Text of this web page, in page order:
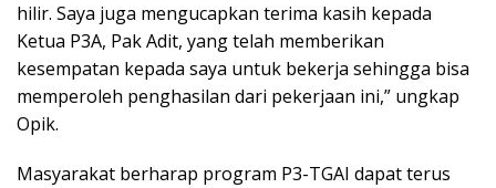
hilir. Saya juga mengucapkan terima kasih kepada
Ketua P3A, Pak Adit, yang telah memberikan
kesempatan kepada saya untuk bekerja sehingga bisa
memperoleh penghasilan dari pekerjaan ini,” ungkap
Opik.
Masyarakat berharap program P3-TGAI dapat terus